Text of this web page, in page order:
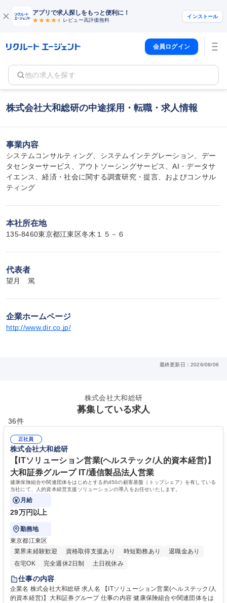
アプリで求人探しをもっと便利に！
レビュー高評価無料
インストール
会員ログイン
他の求人を探す
株式会社大和総研の中途採用・転職・求人情報
事業内容
システムコンサルティング、システムインテグレーション、デー
タセンターサービス、アウトソーシングサービス、AI・データサ
イエンス、経済・社会に関する調査研究・提言、およびコンサル
ティング
本社所在地
135-8460東京都江東区冬木１５－６
代表者
望月　篤
企業ホームページ
http://www.dir.co.jp/
最終更新日：2026/08/06
株式会社大和総研
募集している求人
36件
正社員
株式会社大和総研
【ITソリューション営業(ヘルステック/人的資本経営)】
大和証券グループ IT/通信製品法人営業
健康保険組合や関連団体をはじめとする約450の顧客基盤（トップシェア）を有している
当社にて、人的資本経営支援ソリューションの導入をお任せいたします。
月給
29万円以上
勤務地
東京都江東区
業界未経験歓迎
資格取得支援あり 時短勤務あり
退職金あり
在宅OK
完全週休2日制 土日祝休み
仕事の内容
企業名 株式会社大和総研 求人名 【ITソリューション営業(ヘルステック/人
的資本経営)】大和証券グループ 仕事の内容 健康保険組合や関連団体をは